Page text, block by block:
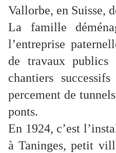
Vallorbe, en Suisse,
La famille
l’entreprise
de travaux
chantiers
percement de
ponts.
En 1924, c’est
à Taninges, petit